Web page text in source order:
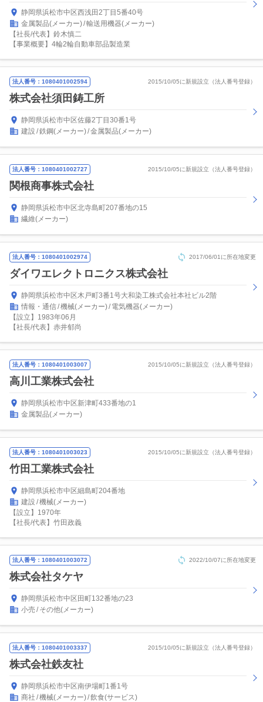
静岡県浜松市中区西浅田2丁目5番40号
金属製品(メーカー) 輸送用機器(メーカー)
【社長/代表】鈴木慎二
【事業概要】4輪2輪自動車部品製造業
法人番号：1080401002594 2015/10/05に新規設立（法人番号登録）
株式会社須田鋳工所
静岡県浜松市中区佐藤2丁目30番1号
建設 鉄鋼(メーカー) 金属製品(メーカー)
法人番号：1080401002727 2015/10/05に新規設立（法人番号登録）
関根商事株式会社
静岡県浜松市中区北寺島町207番地の15
繊維(メーカー)
法人番号：1080401002974 2017/06/01に所在地変更
ダイワエレクトロニクス株式会社
静岡県浜松市中区木戸町3番1号大和染工株式会社本社ビル2階
情報・通信 機械(メーカー) 電気機器(メーカー)
【設立】1983年06月
【社長/代表】赤井郁尚
法人番号：1080401003007 2015/10/05に新規設立（法人番号登録）
高川工業株式会社
静岡県浜松市中区新津町433番地の1
金属製品(メーカー)
法人番号：1080401003023 2015/10/05に新規設立（法人番号登録）
竹田工業株式会社
静岡県浜松市中区細島町204番地
建設 機械(メーカー)
【設立】1970年
【社長/代表】竹田政義
法人番号：1080401003072 2022/10/07に所在地変更
株式会社タケヤ
静岡県浜松市中区田町132番地の23
小売
その他(メーカー)
法人番号：1080401003337 2015/10/05に新規設立（法人番号登録）
株式会社鉄友社
静岡県浜松市中区南伊場町1番1号
商社 機械(メーカー) 飲食(サービス)